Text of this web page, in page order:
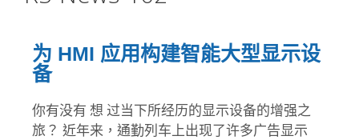
为 HMI 应用构建智能大型显示设
备
你有没有 想 过当下所经历的显示设备的增强之
旅？ 近年来，通勤列车上出现了许多广告显示